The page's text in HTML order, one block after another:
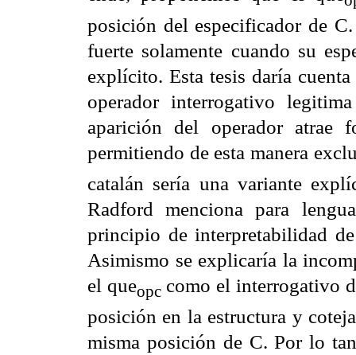
posición del especificador de
fuerte solamente cuando su
explícito. Esta tesis daría
operador interrogativo
aparición del operador atrae
permitiendo de esta manera
catalán sería una variante
Radford menciona para
principio de interpretabilidad
Asimismo se explicaría la
el queopccomo el interrogativo
posición en la estructura y
misma posición de C. Por lo